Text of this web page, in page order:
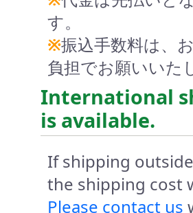
す。
※振込手数料は、
負担でお願いいた
International
is available.
If shipping outside
the shipping cost
Please contact us